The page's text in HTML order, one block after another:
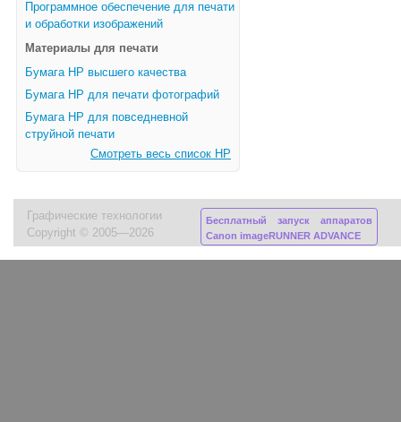
Программное обеспечение для печати
и обработки изображений
Материалы для печати
Бумага HP высшего качества
Бумага HP для печати фотографий
Бумага HP для повседневной
струйной печати
Смотреть весь список HP
Графические технологии
Copyright © 2005—2026
Бесплатный запуск аппаратов
Canon imageRUNNER ADVANCE